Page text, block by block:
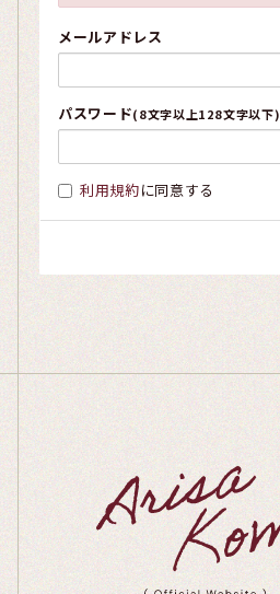
メールアドレス
パスワード(8文字以上128文字以下)
利用規約に同意する